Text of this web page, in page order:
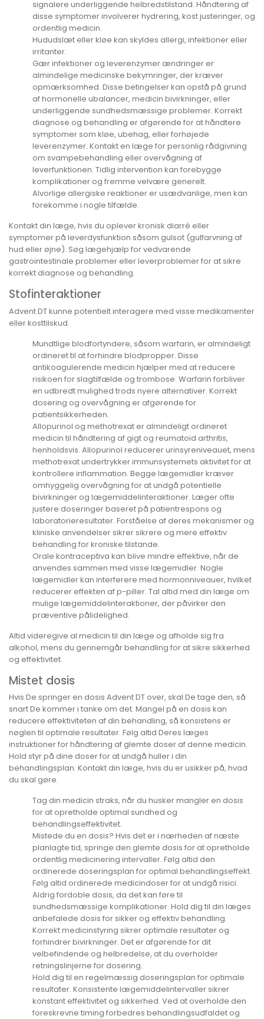
signalere underliggende helbredstilstand. Håndtering af
disse symptomer involverer hydrering, kost justeringer, og
ordentlig medicin.
Hududslæt eller kløe kan skyldes allergi, infektioner eller
irritanter.
Gær infektioner og leverenzymer ændringer er
almindelige medicinske bekymringer, der kræver
opmærksomhed. Disse betingelser kan opstå på grund
af hormonelle ubalancer, medicin bivirkninger, eller
underliggende sundhedsmæssige problemer. Korrekt
diagnose og behandling er afgørende for at håndtere
symptomer som kløe, ubehag, eller forhøjede
leverenzymer. Kontakt en læge for personlig rådgivning
om svampebehandling eller overvågning af
leverfunktionen. Tidlig intervention kan forebygge
komplikationer og fremme velvære generelt.
Alvorlige allergiske reaktioner er usædvanlige, men kan
forekomme i nogle tilfælde.
Kontakt din læge, hvis du oplever kronisk diarré eller
symptomer på leverdysfunktion såsom gulsot (gulfarvning af
hud eller øjne). Søg lægehjælp for vedvarende
gastrointestinale problemer eller leverproblemer for at sikre
korrekt diagnose og behandling.
Stofinteraktioner
Advent DT kunne potentielt interagere med visse medikamenter
eller kosttilskud.
Mundtlige blodfortyndere, såsom warfarin, er almindeligt
ordineret til at forhindre blodpropper. Disse
antikoagulerende medicin hjælper med at reducere
risikoen for slagtilfælde og trombose. Warfarin forbliver
en udbredt mulighed trods nyere alternativer. Korrekt
dosering og overvågning er afgørende for
patientsikkerheden.
Allopurinol og methotrexat er almindeligt ordineret
medicin til håndtering af gigt og reumatoid arthritis,
henholdsvis. Allopurinol reducerer urinsyreniveauet, mens
methotrexat undertrykker immunsystemets aktivitet for at
kontrollere inflammation. Begge lægemidler kræver
omhyggelig overvågning for at undgå potentielle
bivirkninger og lægemiddelinteraktioner. Læger ofte
justere doseringer baseret på patientrespons og
laboratorieresultater. Forståelse af deres mekanismer og
kliniske anvendelser sikrer sikrere og mere effektiv
behandling for kroniske tilstande.
Orale kontraceptiva kan blive mindre effektive, når de
anvendes sammen med visse lægemidler. Nogle
lægemidler kan interferere med hormonniveauer, hvilket
reducerer effekten af p-piller. Tal altid med din læge om
mulige lægemiddelinteraktioner, der påvirker den
præventive pålidelighed.
Altid videregive al medicin til din læge og afholde sig fra
alkohol, mens du gennemgår behandling for at sikre sikkerhed
og effektivitet.
Mistet dosis
Hvis De springer en dosis Advent DT over, skal De tage den, så
snart De kommer i tanke om det. Mangel på en dosis kan
reducere effektiviteten af din behandling, så konsistens er
nøglen til optimale resultater. Følg altid Deres læges
instruktioner for håndtering af glemte doser af denne medicin.
Hold styr på dine doser for at undgå huller i din
behandlingsplan. Kontakt din læge, hvis du er usikker på, hvad
du skal gøre.
Tag din medicin straks, når du husker mangler en dosis
for at opretholde optimal sundhed og
behandlingseffektivitet.
Mistede du en dosis? Hvis det er i nærheden af næste
planlagte tid, springe den glemte dosis for at opretholde
ordentlig medicinering intervaller. Følg altid den
ordinerede doseringsplan for optimal behandlingseffekt.
Følg altid ordinerede medicindoser for at undgå risici.
Aldrig fordoble dosis, da det kan føre til
sundhedsmæssige komplikationer. Hold dig til din læges
anbefalede dosis for sikker og effektiv behandling.
Korrekt medicinstyring sikrer optimale resultater og
forhindrer bivirkninger. Det er afgørende for dit
velbefindende og helbredelse, at du overholder
retningslinjerne for dosering.
Hold dig til en regelmæssig doseringsplan for optimale
resultater. Konsistente lægemiddelintervaller sikrer
konstant effektivitet og sikkerhed. Ved at overholde den
foreskrevne timing forbedres behandlingsudfaldet og